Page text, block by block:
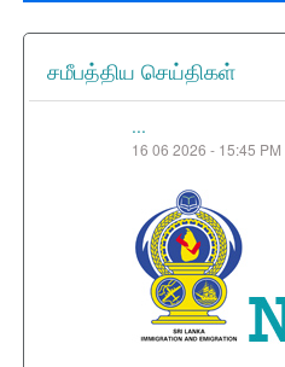
சமீபத்திய செய்திகள்
16 06 2026 - 15:45 PM
Free Tourist Visas for
24 05 2026 - 18:40 PM